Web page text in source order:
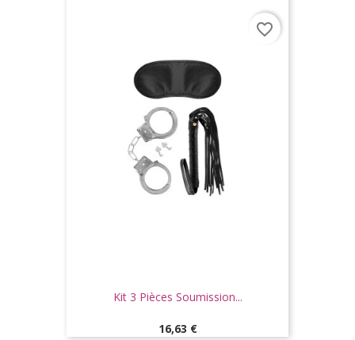
Kit 3 Pièces Soumission...
Prix
16,63 €
favorite_border